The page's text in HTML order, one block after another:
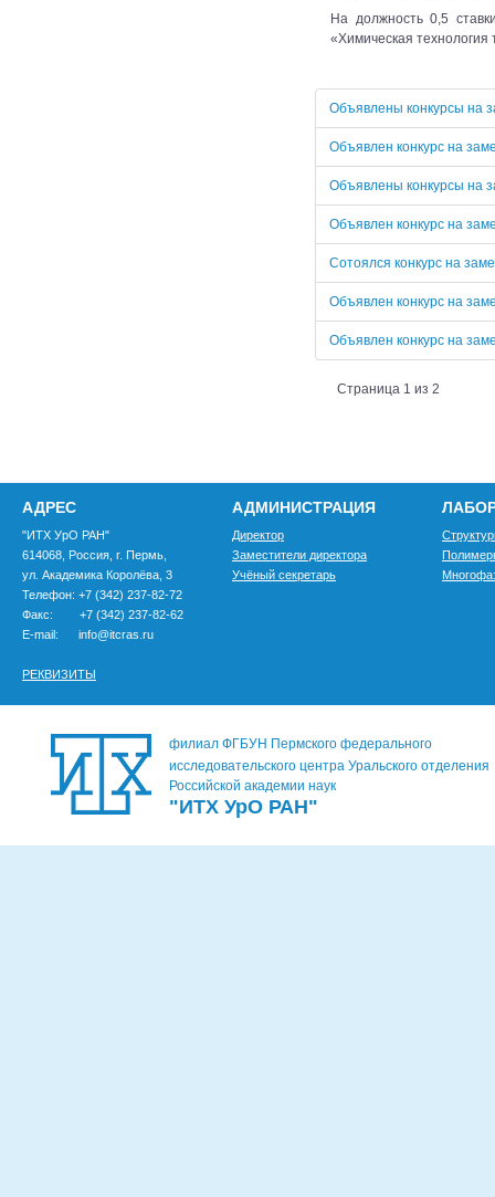
На должность 0,5
«Химическая технология
Объявлены конкурсы на
Объявлен конкурс на
Объявлены конкурсы на
Объявлен конкурс на
Сотоялся конкурс на
Объявлен конкурс на
Объявлен конкурс на
Страница 1 из 2
АДРЕС
"ИТХ УрО РАН"
614068, Россия, г. Пермь,
ул. Академика Королёва, 3
Телефон: +7 (342) 237-82-72
Факс: +7 (342) 237-82-62
E-mail: info@itcras.ru
РЕКВИЗИТЫ
АДМИНИСТРАЦИЯ
Директор
Заместители директора
Учёный секретарь
филиал ФГБУН Пермского федерального
исследовательского центра Уральского отделения
Российской академии наук
"ИТХ УрО РАН"